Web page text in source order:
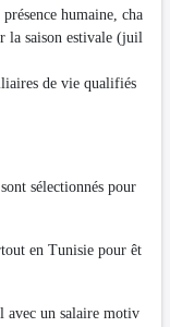
humaine, cha
la saison estivale (juil
de vie qualifiés
sélectionnés pour
en Tunisie pour êt
avec un salaire motiv